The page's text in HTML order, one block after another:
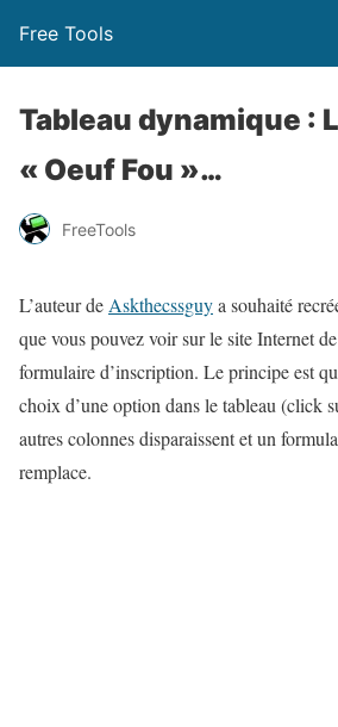
Free Tools
Tableau dynamique :
« Oeuf Fou »…
FreeTools
L’auteur de Askthecssguya souhaité
que vous pouvez voir sur le site Internet de
formulaire d’inscription. Le principe est
choix d’une option dans le tableau (click
autres colonnes disparaissent et un
remplace.